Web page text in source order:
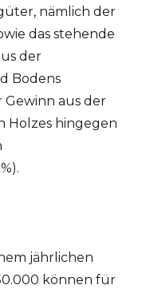
nämlich der
das stehende
der
Bodens
aus der
Holzes hingegen
jährlichen
können für